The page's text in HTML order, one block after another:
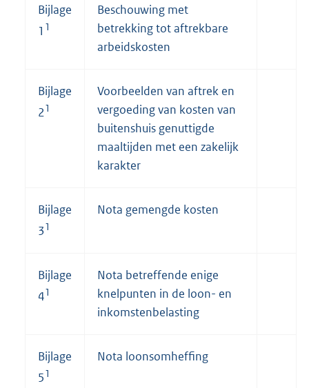
Bijlage
1 1
Beschouwing met
betrekking tot aftrekbare
arbeidskosten
Bijlage
21
Voorbeelden van aftrek en
vergoeding van kosten van
buitenshuis genuttigde
maaltijden met een zakelijk
karakter
Bijlage
31
Nota gemengde kosten
Bijlage
41
Nota betreffende enige
knelpunten in de loon- en
inkomstenbelasting
Bijlage
51
Nota loonsomheffing